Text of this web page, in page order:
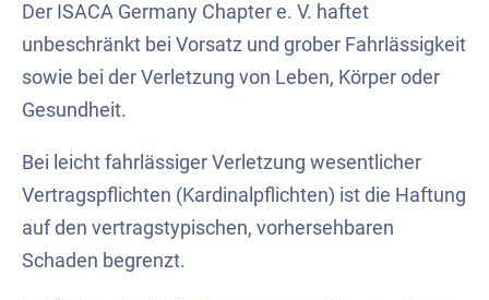
Der ISACA Germany Chapter e. V. haftet
unbeschränkt bei Vorsatz und grober Fahrlässigkeit
sowie bei der Verletzung von Leben, Körper oder
Gesundheit.
Bei leicht fahrlässiger Verletzung wesentlicher
Vertragspflichten (Kardinalpflichten) ist die Haftung
auf den vertragstypischen, vorhersehbaren
Schaden begrenzt.